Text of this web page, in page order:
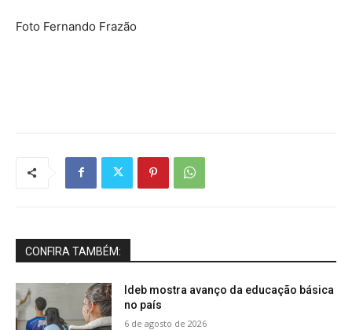
Foto Fernando Frazão
CONFIRA TAMBÉM:
Ideb mostra avanço da educação básica
no país
6 de agosto de 2026